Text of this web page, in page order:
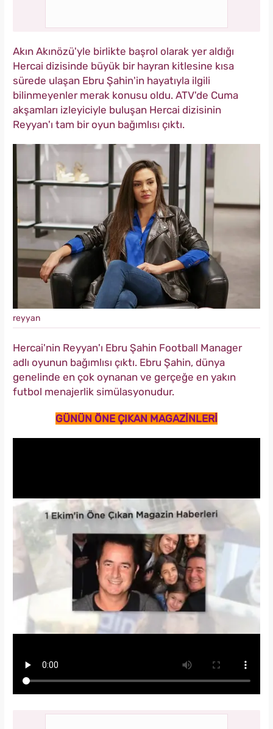
Akın Akınözü'yle birlikte başrol olarak yer aldığı
Hercai dizisinde büyük bir hayran kitlesine kısa
sürede ulaşan Ebru Şahin'in hayatıyla ilgili
bilinmeyenler merak konusu oldu. ATV'de Cuma
akşamları izleyiciyle buluşan Hercai dizisinin
Reyyan'ı tam bir oyun bağımlısı çıktı.
reyyan
Hercai'nin Reyyan'ı Ebru Şahin Football Manager
adlı oyunun bağımlısı çıktı. Ebru Şahin, dünya
genelinde en çok oynanan ve gerçeğe en yakın
futbol menajerlik simülasyonudur.
GÜNÜN ÖNE ÇIKAN MAGAZİNLERİ